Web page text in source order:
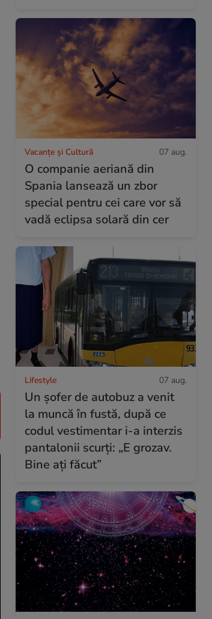
Vacanțe și Cultură 07 aug.
O companie aeriană din
Spania lansează un zbor
special pentru cei care vor să
vadă eclipsa solară din cer
Lifestyle 07 aug.
Un șofer de autobuz a venit
la muncă în fustă, după ce
codul vestimentar i-a interzis
pantalonii scurți: „E grozav.
Bine ați făcut”